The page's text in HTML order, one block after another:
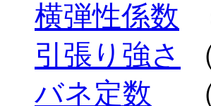
横弾性係数
引張り強さ
バネ定数 （